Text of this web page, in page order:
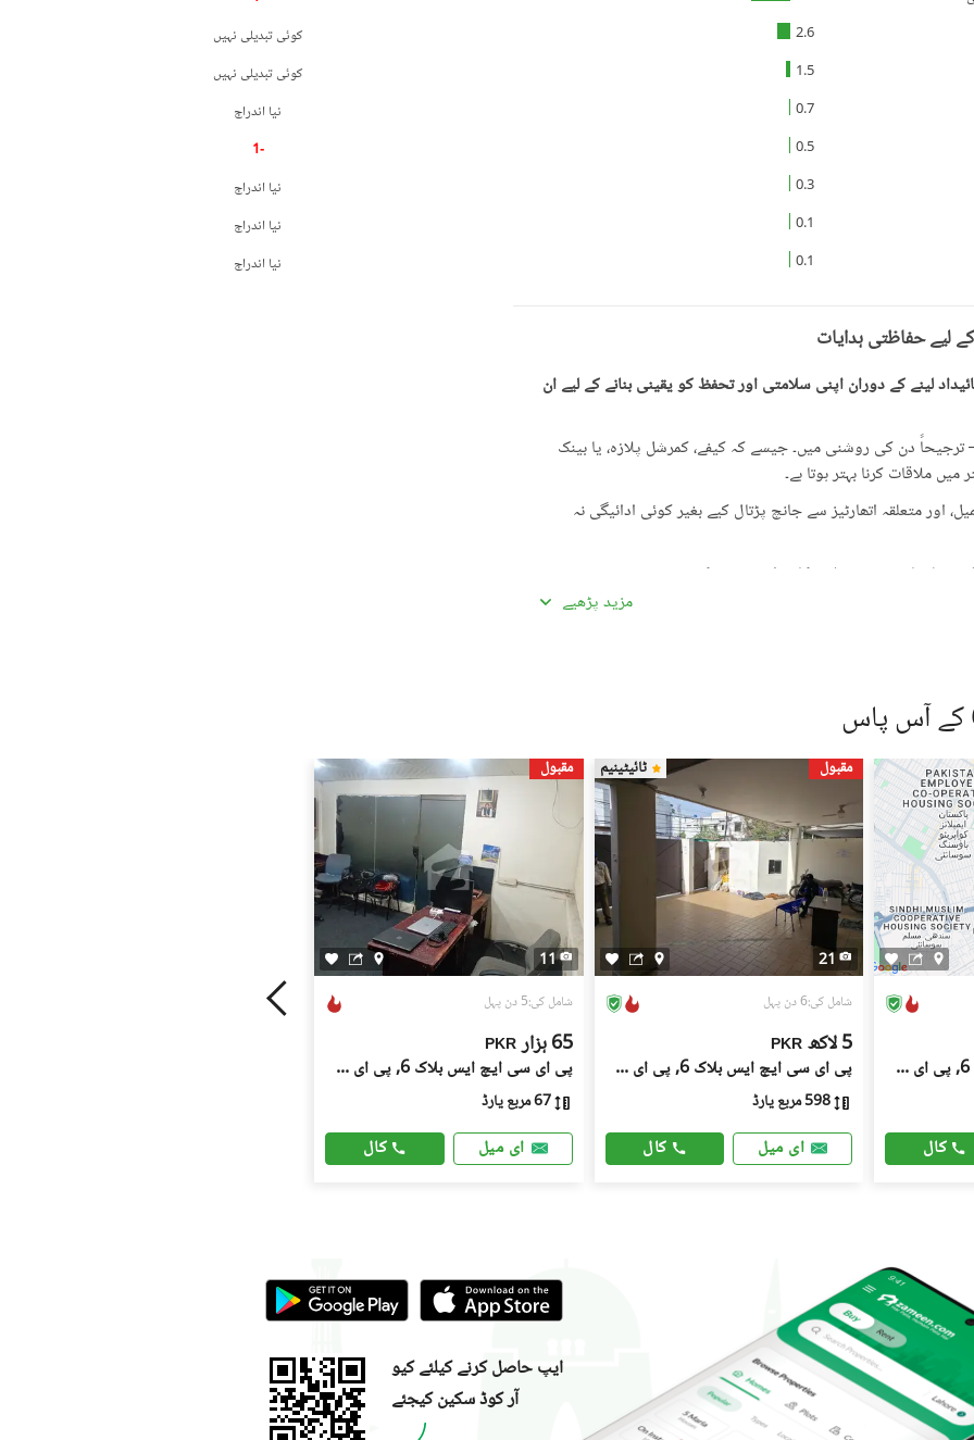
2.6
کوئی تبدیلی نہیں
1.5
کوئی تبدیلی نہیں
0.7
نیا اندراج
0.5
-1
0.3
نیا اندراج
0.1
نیا اندراج
0.1 نیا اندراج
لیے حفاظتی ہدایات
لینے کے دوران اپنی سلامتی اور تحفظ کو یقینی بنانے کے لیے ان
دن کی روشنی میں۔ جیسے کہ کیفے، کمرشل پلازہ، یا بینک
ملاقات کرنا بہتر ہوتا ہے۔
اور متعلقہ اتھارٹیز سے جانچ پڑتال کیے بغیر کوئی ادائیگی نہ
معلومات سے تفصیلات کا موازنہ ضرور کریں۔
اچھی لگیں۔ غیرمعمولی طور پر کم قیمتیں دھوکہ دہی کی
جائیداد پر کسی بھی قسم کی رکاوٹ یا تنازعے کی جانچ کریں۔
قابل اعتماد شخص کو ساتھ لے جائیں۔
ذاتی یا مالی معلومات شیئر کرنے سے گریز کریں۔
کے لیے ذمہ دار نہیں ہے۔ تمام صارفین اپنے اشتہارات
خود ذمہ دار ہیں۔ کسی بھی معاہدے کو حتمی شکل دینے سے پہلے
اسٹیٹ ماہرین سے مشورہ حاصل کریں۔
مزید پڑھیے
مقبول
11
شامل کی:5 دن پہل
PKR 65 ہزار
پی ای سی ایچ ایس بلاک 6, پی ای سی ایچ ایس
67 مربع یارڈ
ای میل کال
مقبول ٹائیٹینیم
21
شامل کی:6 دن پہل
PKR 5 لاکھ
پی ای سی ایچ ایس بلاک 6, پی ای سی ایچ ایس
598 مربع یارڈ
ای میل کال
پی ای سی ایچ ایس بلاک 6, پی ای سی ایچ ایس
کال
ایپ حاصل کرنے کیلئے کیو
آر کوڈ سکین کیجئے